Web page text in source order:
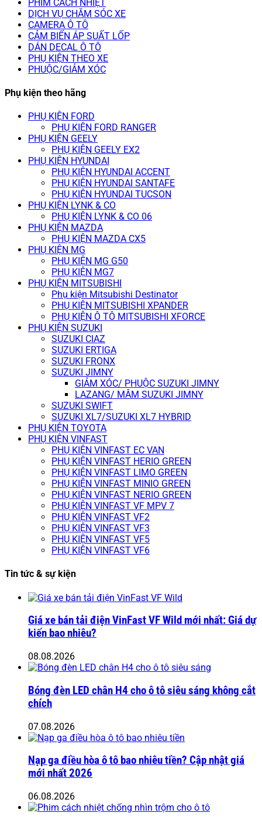
PHIM CÁCH NHIỆT
DỊCH VỤ CHĂM SÓC XE
CAMERA Ô TÔ
CẢM BIẾN ÁP SUẤT LỐP
DÁN DECAL Ô TÔ
PHỤ KIỆN THEO XE
PHUỘC/GIẢM XÓC
Phụ kiện theo hãng
PHỤ KIỆN FORD
PHỤ KIỆN FORD RANGER
PHỤ KIỆN GEELY
PHỤ KIỆN GEELY EX2
PHỤ KIỆN HYUNDAI
PHỤ KIỆN HYUNDAI ACCENT
PHỤ KIỆN HYUNDAI SANTAFE
PHỤ KIỆN HYUNDAI TUCSON
PHỤ KIỆN LYNK & CO
PHỤ KIỆN LYNK & CO 06
PHỤ KIỆN MAZDA
PHỤ KIỆN MAZDA CX5
PHỤ KIỆN MG
PHỤ KIỆN MG G50
PHỤ KIỆN MG7
PHỤ KIỆN MITSUBISHI
Phụ kiện Mitsubishi Destinator
PHỤ KIỆN MITSUBISHI XPANDER
PHỤ KIỆN Ô TÔ MITSUBISHI XFORCE
PHỤ KIỆN SUZUKI
SUZUKI CIAZ
SUZUKI ERTIGA
SUZUKI FRONX
SUZUKI JIMNY
GIẢM XÓC/ PHUỘC SUZUKI JIMNY
LAZANG/ MÂM SUZUKI JIMNY
SUZUKI SWIFT
SUZUKI XL7/SUZUKI XL7 HYBRID
PHỤ KIỆN TOYOTA
PHỤ KIỆN VINFAST
PHỤ KIỆN VINFAST EC VAN
PHỤ KIỆN VINFAST HERIO GREEN
PHỤ KIỆN VINFAST LIMO GREEN
PHỤ KIỆN VINFAST MINIO GREEN
PHỤ KIỆN VINFAST NERIO GREEN
PHỤ KIỆN VINFAST VF MPV 7
PHỤ KIỆN VINFAST VF2
PHỤ KIỆN VINFAST VF3
PHỤ KIỆN VINFAST VF5
PHỤ KIỆN VINFAST VF6
Tin tức & sự kiện
Giá xe bán tải điện VinFast VF Wild mới nhất: Giá dự
kiến bao nhiêu?
08.08.2026
Bóng đèn LED chân H4 cho ô tô siêu sáng không cắt
chích
07.08.2026
Nạp ga điều hòa ô tô bao nhiêu tiền? Cập nhật giá
mới nhất 2026
06.08.2026